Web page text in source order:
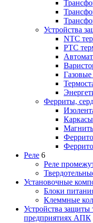
Устройства
NTC
PTC
Газовые
Ферриты,
Каркасы
Реле 6
Реле
Установочные
Блоки
Клеммные
Устройства защиты
предприятиях АПК